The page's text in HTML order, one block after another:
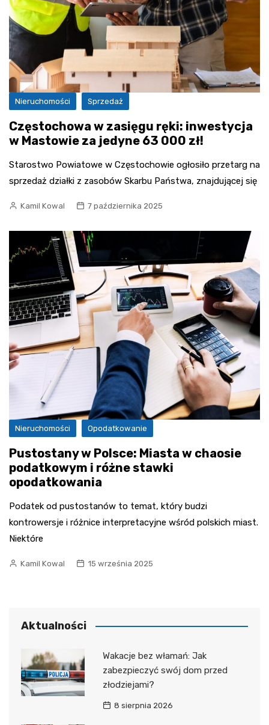
Nieruchomości Sprzedaż
Częstochowa w zasięgu ręki: inwestycja
w Mastowie za jedyne 63 000 zł!
Starostwo Powiatowe w Częstochowie ogłosiło przetarg na
sprzedaż działki z zasobów Skarbu Państwa, znajdującej się
Kamil Kowal 7 października 2025
Nieruchomości Opodatkowanie
Pustostany w Polsce: Miasta w chaosie
podatkowym i różne stawki
opodatkowania
Podatek od pustostanów to temat, który budzi
kontrowersje i różnice interpretacyjne wśród polskich miast.
Niektóre
Kamil Kowal 15 września 2025
Aktualności
Wakacje bez włamań: Jak
zabezpieczyć swój dom przed
złodziejami?
8 sierpnia 2026